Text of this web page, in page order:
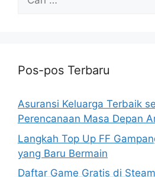
Pos-pos Terbaru
Asuransi Keluarga Terbaik
Perencanaan Masa Depan
Langkah Top Up FF
yang Baru Bermain
Daftar Game Gratis di